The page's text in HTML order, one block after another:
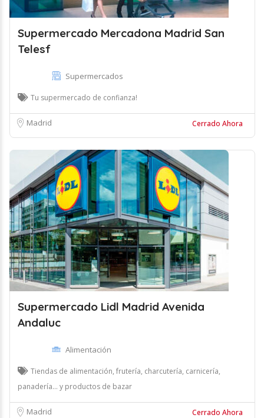
Supermercado Mercadona Madrid San
Telesf
Supermercados
Tu supermercado de confianza!
Madrid Cerrado Ahora
Supermercado Lidl Madrid Avenida
Andaluc
Alimentación
Tiendas de alimentación, frutería, charcutería, carnicería,
panadería... y productos de bazar
Madrid Cerrado Ahora